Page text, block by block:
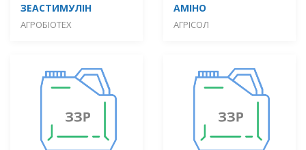
ЗЕАСТИМУЛІН
АГРОБІОТЕХ
АМІНО
АГРІСОЛ